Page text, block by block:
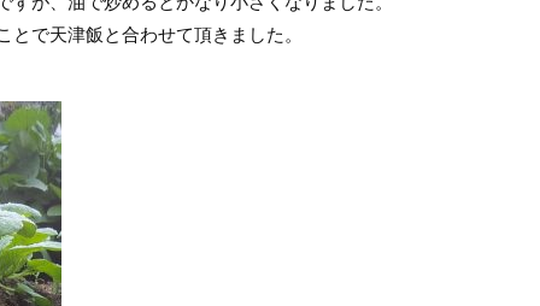
で天津飯と合わせて頂きました。